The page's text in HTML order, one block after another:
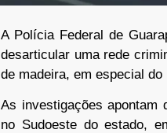
A Polícia Federal de
desarticular uma rede
de madeira, em especial do
As investigações apontam
no Sudoeste do estado,